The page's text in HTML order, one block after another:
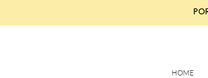
HOME